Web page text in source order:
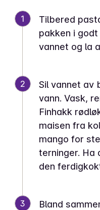
1
Tilbered
pakken i
vannet og la
2
Sil vannet av
vann. Vask,
Finhakk
maisen fra
mango for
terninger. Ha
den
3
Bland